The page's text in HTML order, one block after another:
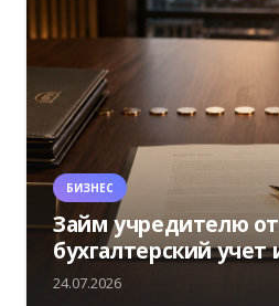
БИЗНЕС
Займ учредителю
бухгалтерский учет
24.07.2026